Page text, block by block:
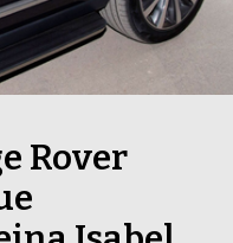
Rover